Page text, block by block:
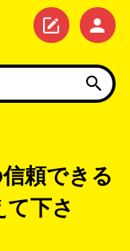
頼できる
下さ